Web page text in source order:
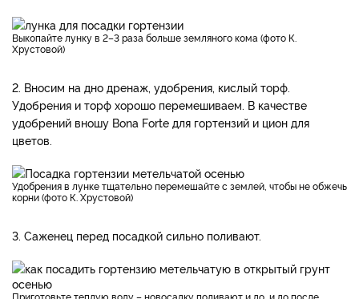
Выкопайте лунку в 2–3 раза больше земляного кома (фото К.
Хрустовой)
2. Вносим на дно дренаж, удобрения, кислый торф.
Удобрения и торф хорошо перемешиваем. В качестве
удобрений вношу Bona Forte для гортензий и цион для
цветов.
Удобрения в лунке тщательно перемешайте с землей, чтобы не обжечь
корни (фото К. Хрустовой)
3. Саженец перед посадкой сильно поливают.
Приготовьте теплую воду – новосадку поливают и до, и до после